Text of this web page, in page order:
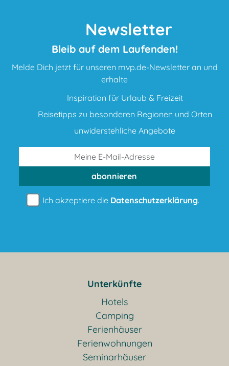
Newsletter
Bleib auf dem Laufenden!
Melde Dich jetzt für unseren mvp.de-Newsletter an und
erhalte
Inspiration für Urlaub & Freizeit
Reisetipps zu besonderen Regionen und Orten
unwiderstehliche Angebote
abonnieren
Ich akzeptiere die Datenschutzerklärung.
Unterkünfte
Hotels
Camping
Ferienhäuser
Ferienwohnungen
Seminarhäuser